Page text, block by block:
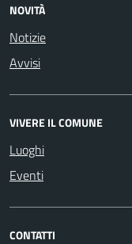
NOVITÀ
Notizie
Avvisi
VIVERE IL COMUNE
Luoghi
Eventi
CONTATTI